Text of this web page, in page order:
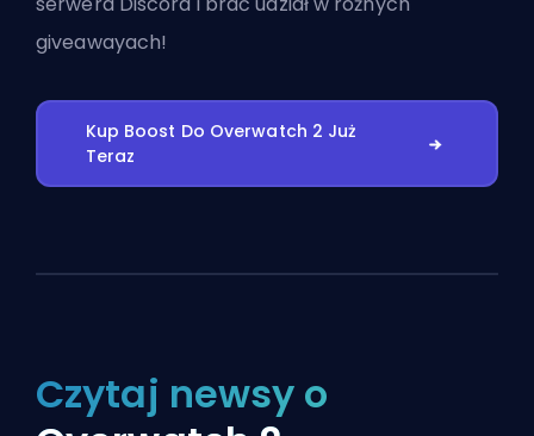
giveawayach!
Kup Boost Do Overwatch 2 Już
Teraz
Czytaj newsy o